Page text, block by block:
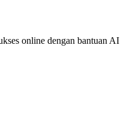
online dengan bantuan AI